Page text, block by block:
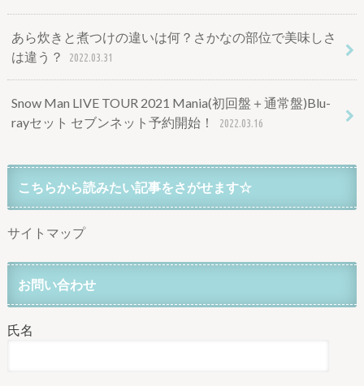
あら炊きと煮つけの違いは何？さかなの部位で美味しさ
は違う？
2022.03.31
Snow Man LIVE TOUR 2021 Mania(初回盤＋通常盤)Blu-
rayセット セブンネット予約開始！
2022.03.16
こちらから読みたい記事をさがせます☆
サイトマップ
お問い合わせ
氏名